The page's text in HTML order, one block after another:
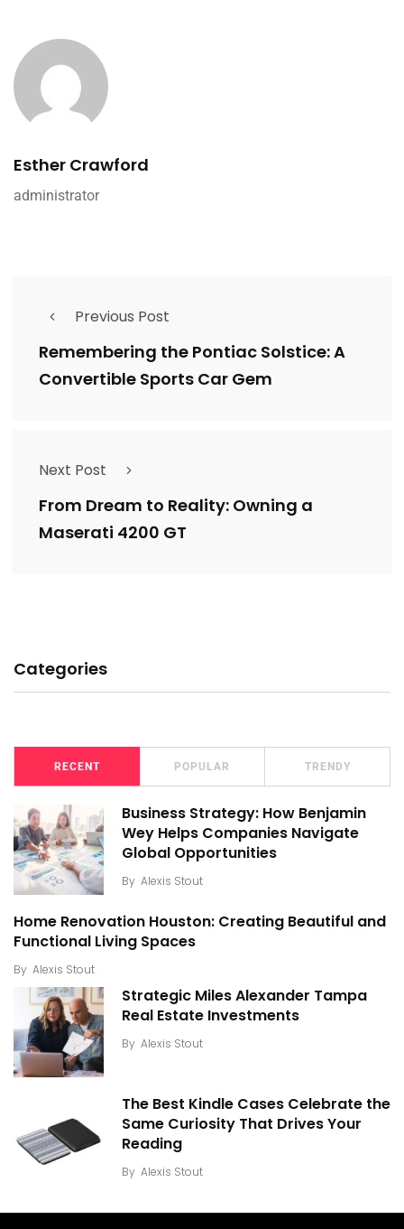
Esther Crawford
administrator
Previous Post
Remembering the Pontiac Solstice: A
Convertible Sports Car Gem
Next Post
From Dream to Reality: Owning a
Maserati 4200 GT
Categories
RECENT POPULAR TRENDY
Business Strategy: How Benjamin
Wey Helps Companies Navigate
Global Opportunities
By Alexis Stout
Home Renovation Houston: Creating Beautiful and
Functional Living Spaces
By Alexis Stout
Strategic Miles Alexander Tampa
Real Estate Investments
By Alexis Stout
The Best Kindle Cases Celebrate the
Same Curiosity That Drives Your
Reading
By Alexis Stout